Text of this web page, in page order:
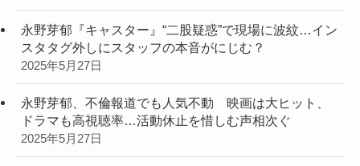
永野芽郁『キャスター』“二股疑惑”で現場に波紋…イン
スタタグ外しにスタッフの本音がにじむ？
2025年5月27日
永野芽郁、不倫報道でも人気不動 映画は大ヒット、
ドラマも高視聴率…活動休止を惜しむ声相次ぐ
2025年5月27日